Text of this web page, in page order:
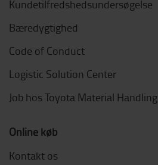
Kundetilfredshedsundersøgelse
Bæredygtighed
Code of Conduct
Logistic Solution Center
Job hos Toyota Material Handling
Online køb
Kontakt os